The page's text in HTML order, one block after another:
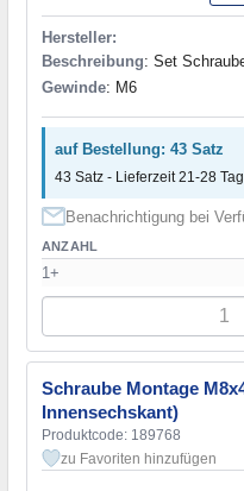
Hersteller:
Beschreibung: Set
Gewinde: M6
auf Bestellung: 43 Satz
43 Satz - Lieferzeit 21-28
Benachrichtigung bei
ANZAHL
1+
Schraube Montage
Innensechskant)
Produktcode: 189768
zu Favoriten hinzufügen